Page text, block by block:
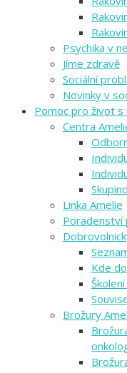
Psychika v
Jíme zdravě
Sociální
Novinky v
Pomoc pro život s
Centra
Linka Amelie
Poradenství
Kde
Brožury